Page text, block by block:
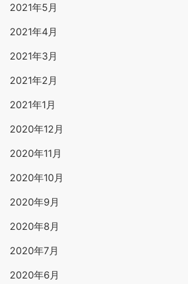
2021年5月
2021年4月
2021年3月
2021年2月
2021年1月
2020年12月
2020年11月
2020年10月
2020年9月
2020年8月
2020年7月
2020年6月